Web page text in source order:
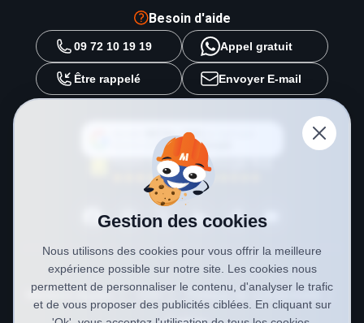
Besoin d'aide
09 72 10 19 19 Appel gratuit
Être rappelé Envoyer E-mail
METAL 2000
source préférée surGoogle
Mentions légales CGV Politique de confidentialité
Gestion des cookies
Nous utilisons des cookies pour vous offrir la meilleure
expérience possible sur notre site. Les cookies nous
permettent de personnaliser le contenu, d'analyser le trafic
et de vous proposer des publicités ciblées. En cliquant sur